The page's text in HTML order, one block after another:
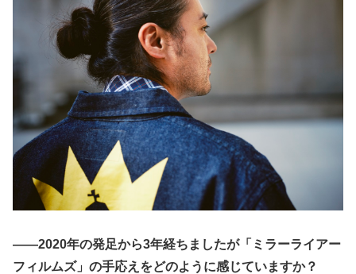
――2020年の発足から3年経ちましたが「ミラーライアー
フィルムズ」の手応えをどのように感じていますか？